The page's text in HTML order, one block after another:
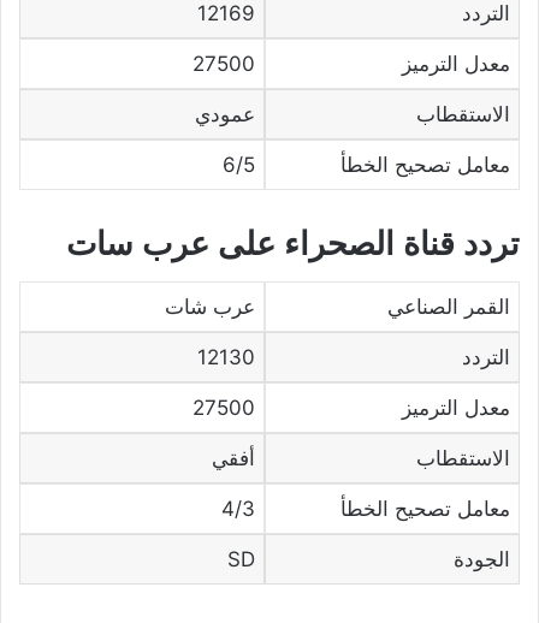
التردد 12169
معدل الترميز 27500
الاستقطاب عمودي
معامل تصحيح الخطأ 6/5
تردد قناة الصحراء على عرب سات
القمر الصناعي عرب شات
التردد 12130
معدل الترميز 27500
الاستقطاب أفقي
معامل تصحيح الخطأ 4/3
الجودة SD